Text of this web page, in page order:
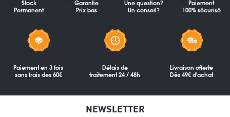
Stock
Permanent
Garantie
Prix bas
Une question?
Un conseil?
Paiement
100% sécurisé
Paiement en 3 fois
sans frais des 60€
Délais de
traitement 24 / 48h
Livraison offerte
Dès 49€ d'achat
NEWSLETTER